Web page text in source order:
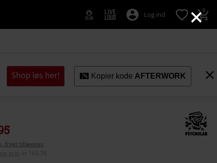
×
Log ind 0
Shop løs her! Kopier kode AFTERWORK
fragt tillægges
pris
kr 163.76